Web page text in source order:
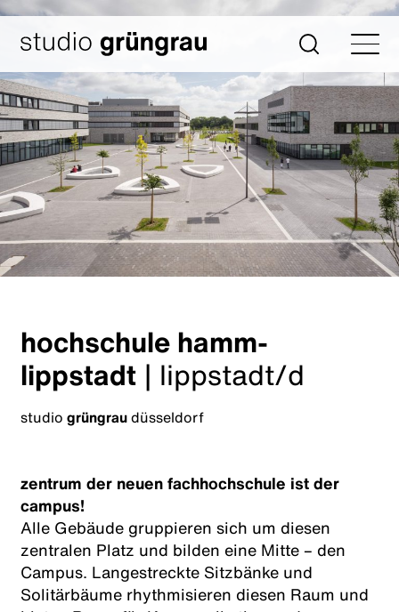
Zum
Inhalt
springen
Startseite Suche
hochschule hamm-
lippstadt | lippstadt/d
studio grüngraudüsseldorf
zentrum der neuen fachhochschule ist der
campus!
Alle Gebäude gruppieren sich um diesen
zentralen Platz und bilden eine Mitte – den
Campus. Langestreckte Sitzbänke und
Solitärbäume rhythmisieren diesen Raum und